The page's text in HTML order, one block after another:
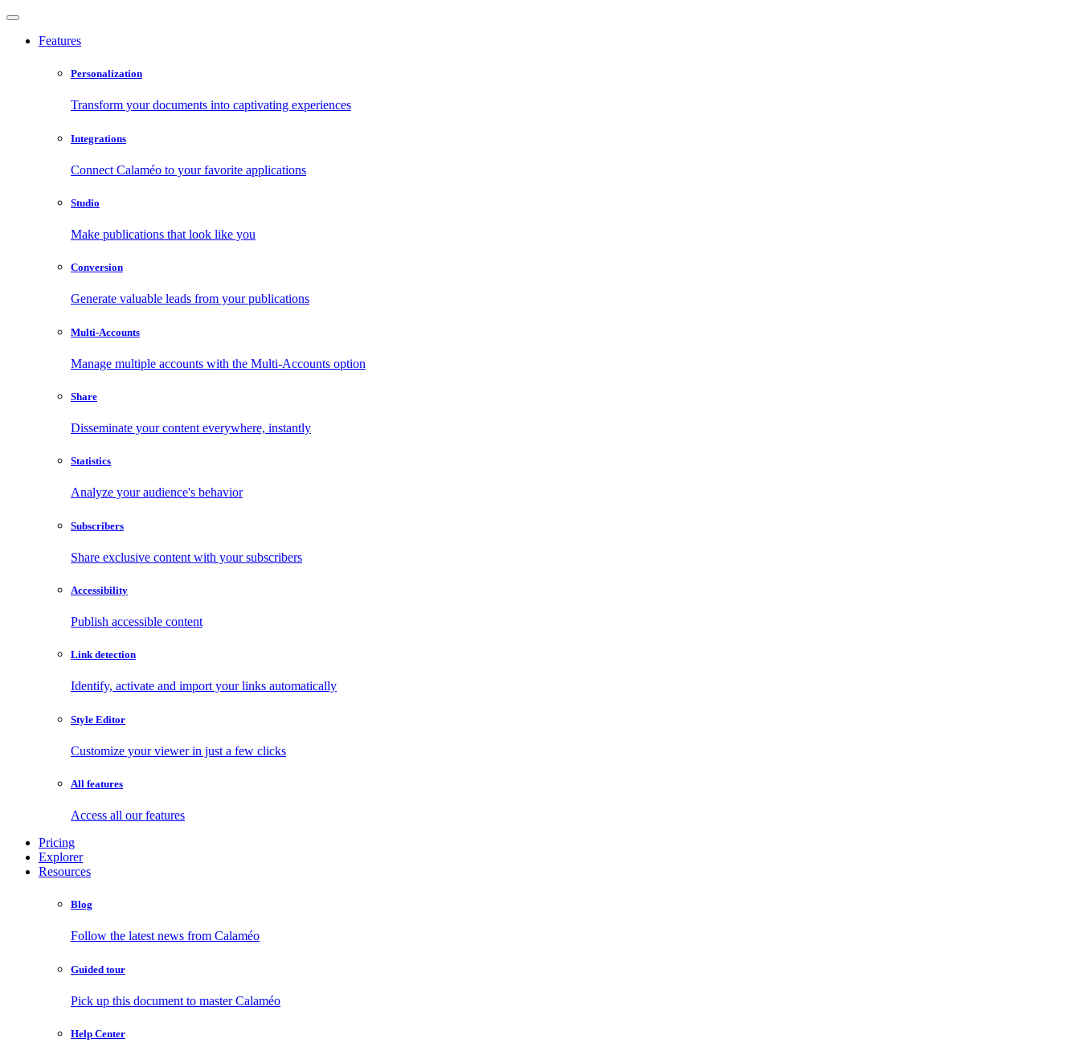
Features
Personalization
Transform your documents into captivating experiences
Integrations
Connect Calaméo to your favorite applications
Studio
Make publications that look like you
Conversion
Generate valuable leads from your publications
Multi-Accounts
Manage multiple accounts with the Multi-Accounts option
Share
Disseminate your content everywhere, instantly
Statistics
Analyze your audience's behavior
Subscribers
Share exclusive content with your subscribers
Accessibility
Publish accessible content
Link detection
Identify, activate and import your links automatically
Style Editor
Customize your viewer in just a few clicks
All features
Access all our features
Pricing
Explorer
Resources
Blog
Follow the latest news from Calaméo
Guided tour
Pick up this document to master Calaméo
Help Center